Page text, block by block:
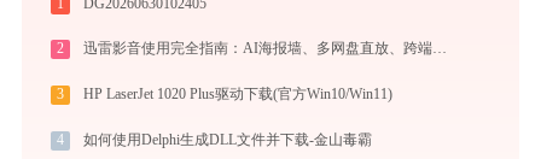
1 DG20260630102405
2 迅雷影音使用完全指南：AI海报墙、多网盘直放、跨端同步，不止于播放器
3 HP LaserJet 1020 Plus驱动下载(官方Win10/Win11)
4 如何使用Delphi生成DLL文件并下载-金山毒霸